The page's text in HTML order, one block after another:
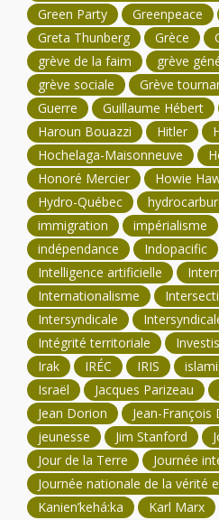
Green Party
Greenpeace
Greta Thunberg
Grèce
grève de la faim
grève
grève sociale
Grève
Guerre
Guillaume Hébert
Haroun Bouazzi
Hitler
Hochelaga-Maisonneuve
Honoré Mercier
Howie
Hydro-Québec
immigration
impérialisme
indépendance
Indopacific
Intelligence artificielle
Internationalisme
Intersyndicale
Intégrité territoriale
Irak
IRÉC IRIS
Israël
Jacques Parizeau
Jean Dorion
Jean-François
jeunesse
Jim Stanford
Jour de la Terre
Journée
Journée nationale de la vérité
Kanien’kehá:ka
Karl Marx